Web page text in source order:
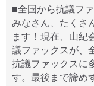
■全国から抗議フ
みなさん、たくさ
ます！現在、山紀
議ファックスが、
抗議ファックスに
す。最後まで諦め